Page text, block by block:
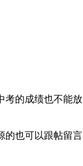
考的成绩也不能放
的也可以跟帖留言